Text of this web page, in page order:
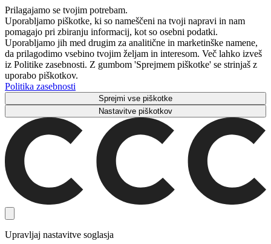
Prilagajamo se tvojim potrebam.
Uporabljamo piškotke, ki so nameščeni na tvoji napravi in ​​nam
pomagajo pri zbiranju informacij, kot so osebni podatki.
Uporabljamo jih med drugim za analitične in marketinške namene,
da prilagodimo vsebino tvojim željam in interesom. Več lahko izveš
iz Politike zasebnosti. Z gumbom 'Sprejmem piškotke' se strinjaš z
uporabo piškotkov.
Politika zasebnosti
Sprejmi vse piškotke
Nastavitve piškotkov
Upravljaj nastavitve soglasja